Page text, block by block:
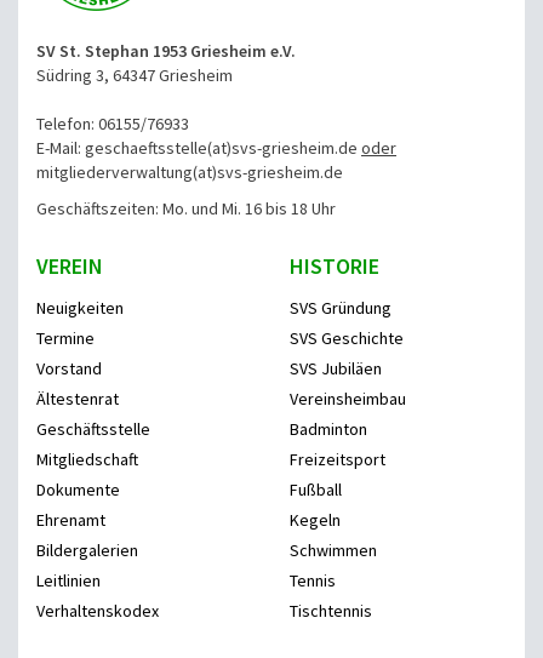
SV St. Stephan 1953 Griesheim e.V.
Südring 3, 64347 Griesheim
Telefon: 06155/76933
E-Mail: geschaeftsstelle(at)svs-griesheim.de oder
mitgliederverwaltung(at)svs-griesheim.de
Geschäftszeiten: Mo. und Mi. 16 bis 18 Uhr
VEREIN
Neuigkeiten
Termine
Vorstand
Ältestenrat
Geschäftsstelle
Mitgliedschaft
Dokumente
Ehrenamt
Bildergalerien
Leitlinien
Verhaltenskodex
HISTORIE
SVS Gründung
SVS Geschichte
SVS Jubiläen
Vereinsheimbau
Badminton
Freizeitsport
Fußball
Kegeln
Schwimmen
Tennis
Tischtennis